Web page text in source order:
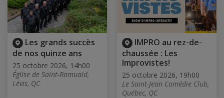
Les grands succès
de nos quinze ans
25 octobre 2026, 14h00
Église de Saint-Romuald,
Lévis, QC
IMPRO au rez-de-
chaussée : Les
Improvistes!
25 octobre 2026, 19h00
Le Saint-Jean Comédie Club,
Québec, QC